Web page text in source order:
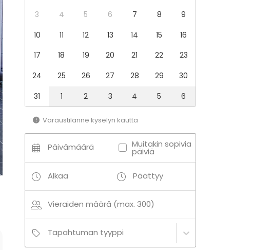
3
4 5 6 7 8
9
10
11 12 13 14 15
16
17
18 19 20 21 22
23
24
25 26 27 28 29
30
31
1 2 3 4 5 6
Varaustilanne kyselyn kautta
Päivämäärä Muitakin sopivia
päiviä
Alkaa Päättyy
Vieraiden määrä (max. 300)
Tapahtuman tyyppi